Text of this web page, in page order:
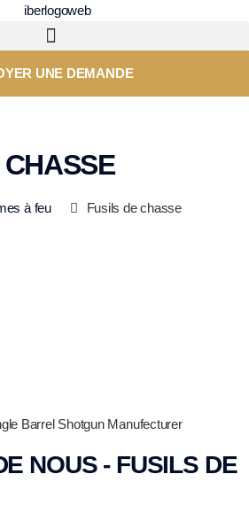
UNE DEMANDE
à feu Fusils de chasse
NOUS - FUSILS DE